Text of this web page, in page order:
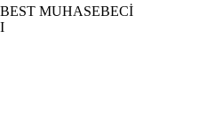
MUHASEBECİ